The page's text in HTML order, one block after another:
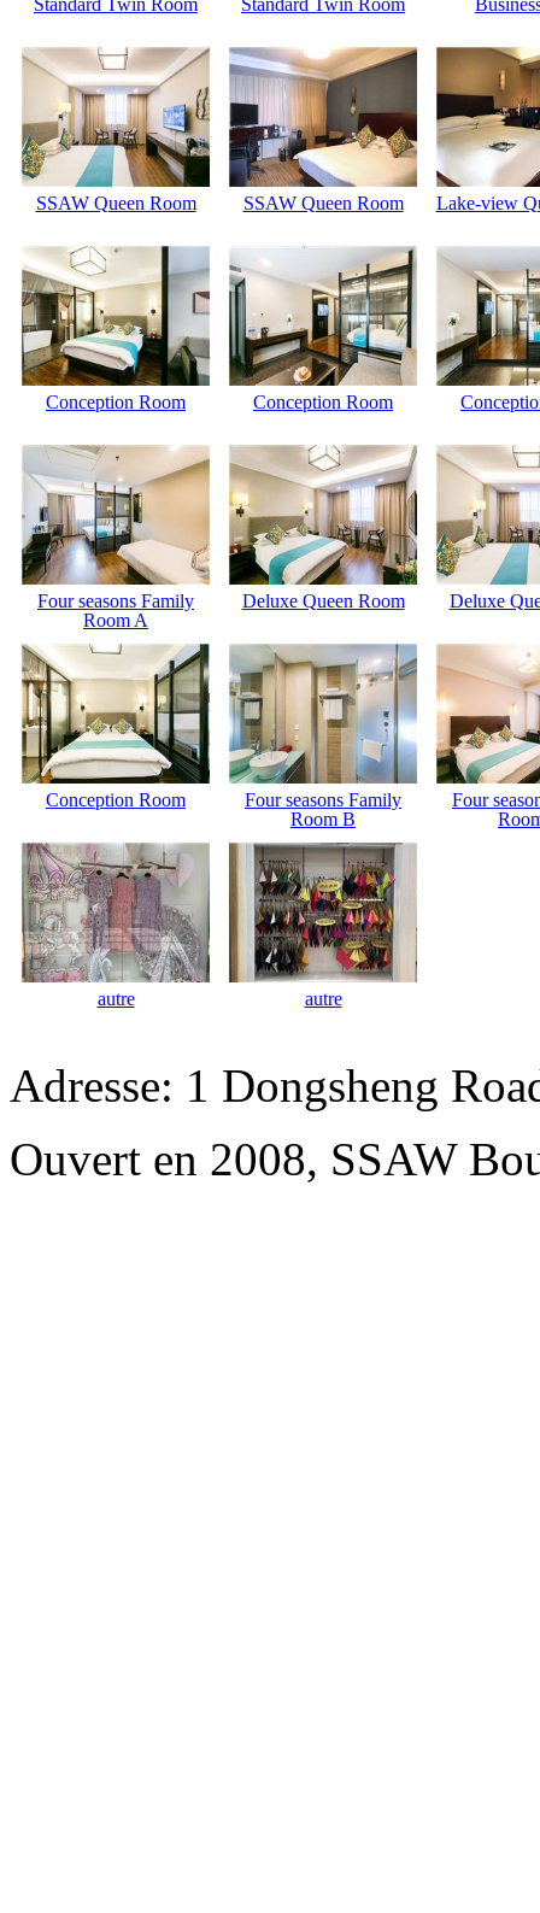
SSAW Queen Room SSAW Queen Room Lake-view
Conception Room Conception Room
Four seasons Family
Room A
Deluxe Queen Room Deluxe
Conception Room
Four seasons Family
Room B
Four
autre autre
Adresse: 1 Dongsheng
Ouvert en 2008, SSAW